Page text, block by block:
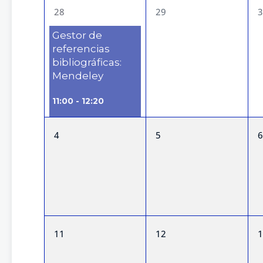
de
Eventos
1
evento,
28
11:00 - 12:20
Gestor de
referencias
bibliográficas:
Mendeley
0
29
0
4
0
5
0
6
0
11
0
12